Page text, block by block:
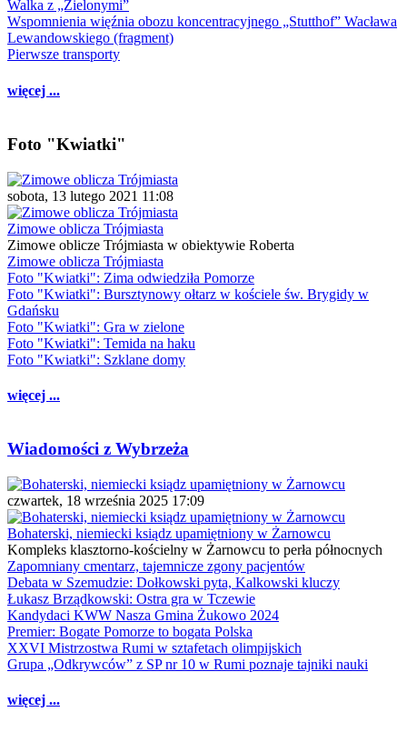
Walka z „Zielonymi”
Wspomnienia więźnia obozu koncentracyjnego „Stutthof” Wacława
Lewandowskiego (fragment)
Pierwsze transporty
więcej ...
Foto "Kwiatki"
sobota, 13 lutego 2021 11:08
Zimowe oblicza Trójmiasta
Zimowe oblicze Trójmiasta w obiektywie Roberta
Zimowe oblicza Trójmiasta
Foto "Kwiatki": Zima odwiedziła Pomorze
Foto "Kwiatki": Bursztynowy ołtarz w kościele św. Brygidy w
Gdańsku
Foto "Kwiatki": Gra w zielone
Foto "Kwiatki": Temida na haku
Foto "Kwiatki": Szklane domy
więcej ...
Wiadomości z Wybrzeża
czwartek, 18 września 2025 17:09
Bohaterski, niemiecki ksiądz upamiętniony w Żarnowcu
Kompleks klasztorno-kościelny w Żarnowcu to perła północnych
Zapomniany cmentarz, tajemnicze zgony pacjentów
Debata w Szemudzie: Dołkowski pyta, Kalkowski kluczy
Łukasz Brządkowski: Ostra gra w Tczewie
Kandydaci KWW Nasza Gmina Żukowo 2024
Premier: Bogate Pomorze to bogata Polska
XXVI Mistrzostwa Rumi w sztafetach olimpijskich
Grupa „Odkrywców” z SP nr 10 w Rumi poznaje tajniki nauki
więcej ...